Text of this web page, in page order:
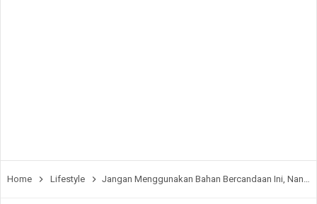
Home Lifestyle Jangan Menggunakan Bahan Bercandaan Ini, Nanti Menyakiti Orang Lain